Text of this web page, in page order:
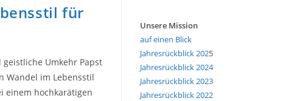
für
Umkehr Papst
Wandel im Lebensstil
einem hochkarätigen
Unsere Mission
auf einen Blick
Jahresrückblick 2025
Jahresrückblick 2024
Jahresrückblick 2023
Jahresrückblick 2022